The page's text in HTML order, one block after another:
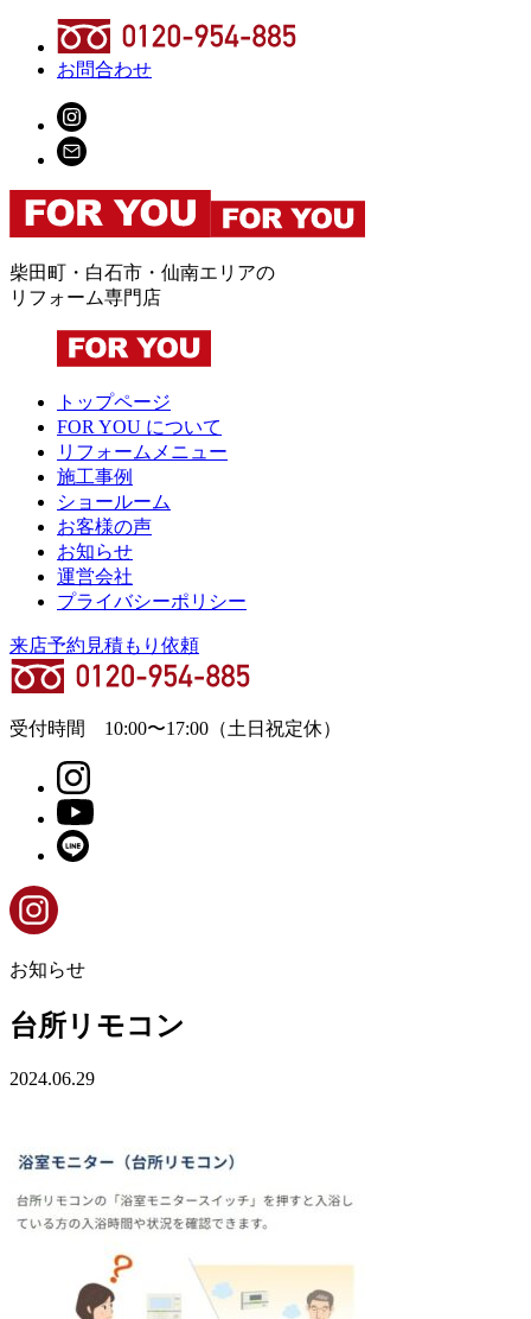
お問合わせ
柴田町・白石市・仙南エリアの
リフォーム専門店
トップページ
FOR YOU について
リフォームメニュー
施工事例
ショールーム
お客様の声
お知らせ
運営会社
プライバシーポリシー
来店予約 見積もり依頼
受付時間 10:00〜17:00 （土日祝定休）
お知らせ
台所リモコン
2024.06.29